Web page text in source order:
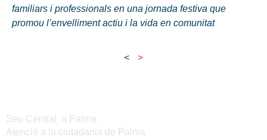
familiars i professionals en una jornada festiva que
promou l’envelliment actiu i la vida en comunitat
< >
Seu Central, a Palma
Atenció a la ciutadania de Palma